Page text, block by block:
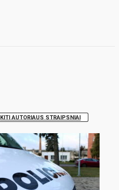
KITI AUTORIAUS STRAIPSNIAI